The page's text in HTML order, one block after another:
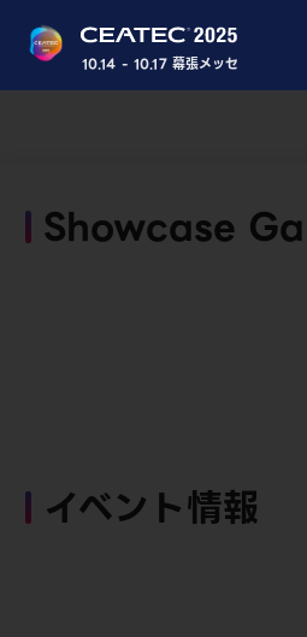
10.14 - 10.17 幕張メッセ
Showcase
イベント情報